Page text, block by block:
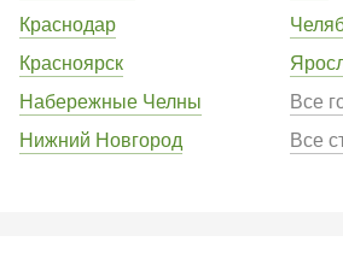
Краснодар
Красноярск
Набережные Челны
Нижний Новгород
Все
Все